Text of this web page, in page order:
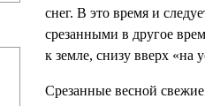
снег. В это время и
срезанными в другое
к земле, снизу вверх «на
Срезанные весной